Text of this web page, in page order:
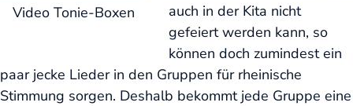
Video Tonie-Boxen
auch in der Kita nicht
gefeiert werden kann, so
können doch zumindestein
paar jecke Lieder in den Gruppen für rheinische
Stimmung sorgen. Deshalb bekommt jede Gruppe eine